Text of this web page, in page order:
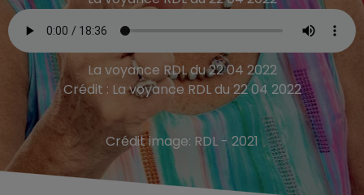
La voyance RDL du 22 04 2022
Crédit : La voyance RDL du 22 04 2022
Crédit image: RDL - 2021